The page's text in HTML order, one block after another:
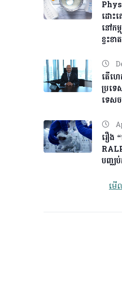
ដោះគ
នៅកម្
ខ្វះខាត
តើហេ
ប្រទ
ទេស
រឿង
បញ្ឈប់
មើ